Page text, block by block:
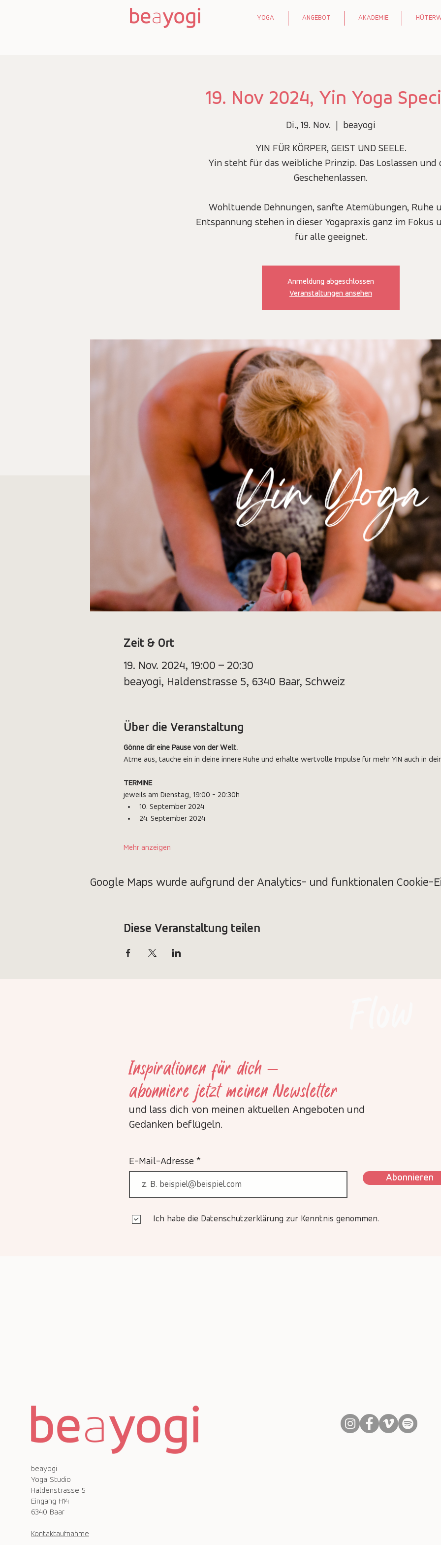
YOGA ANGEBOT AKADEMIE
19. Nov 2024, Yin Yoga
Di., 19. Nov. beayogi
YIN FÜR KÖRPER, GEIST UND SEELE.
Yin steht für das weibliche Prinzip. Das Loslassen und
Geschehenlassen.
Wohltuende Dehnungen, sanfte Atemübungen, Ruhe
Entspannung stehen in dieser Yogapraxis ganz im Fokus
für alle geeignet.
Anmeldung abgeschlossen
Veranstaltungen ansehen
Zeit & Ort
19. Nov. 2024, 19:00 – 20:30
beayogi, Haldenstrasse 5, 6340 Baar, Schweiz
Über die Veranstaltung
Gönne dir eine Pause von der Welt.
Atme aus, tauche ein in deine innere Ruhe und erhalte wertvolle Impulse für mehr YIN auch in
TERMINE
jeweils am Dienstag, 19:00 - 20:30h
10. September 2024
24. September 2024
Mehr anzeigen
Google Maps wurde aufgrund der Analytics- und funktionalen Cookie-
Diese Veranstaltung teilen
Inspirationen für dich –
abonniere jetzt meinen Newsletter
und lass dich von meinen aktuellen Angeboten und
Gedanken beflügeln.
E-Mail-Adresse
Abonnieren
Ich habe die Datenschutzerklärung zur Kenntnis genommen.
beayogi
Yoga Studio
Haldenstrasse 5
Eingang H14
6340 Baar
Kontaktaufnahme